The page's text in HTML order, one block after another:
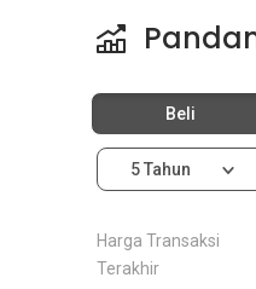
Beli
5 Tahun
Harga Transaksi
Terakhir